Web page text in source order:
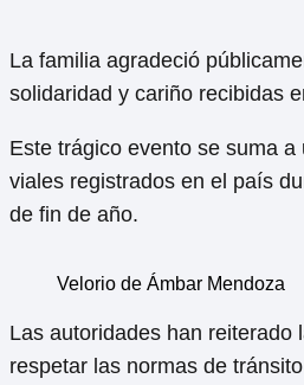
La familia agradeció
solidaridad y cariño recibidas
Este trágico evento se suma
viales registrados en el país
de fin de año.
Velorio de Ámbar Mendoza
Las autoridades han reiterado
respetar las normas de